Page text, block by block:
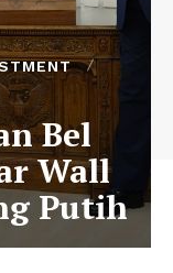
Bel
Wall
Putih